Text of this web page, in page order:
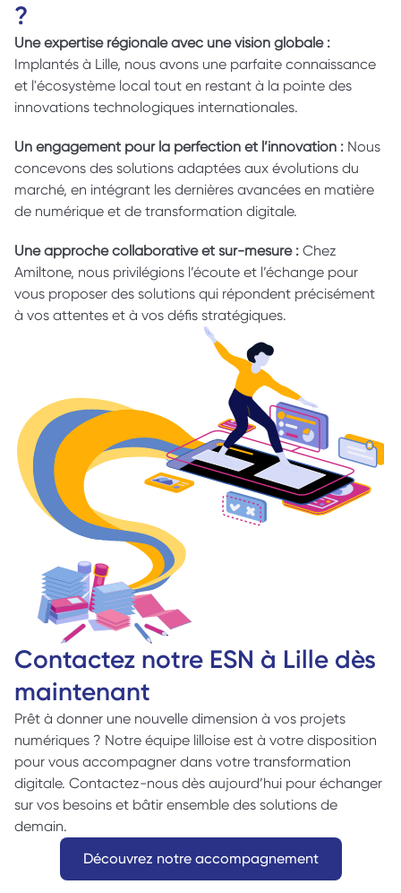
?
Implantés à Lille, nous avons une parfaite connaissance
et l'écosystème local tout en restant à la pointe des
innovations technologiques internationales.
Un engagement pour la perfection et l’innovation : Nous
concevons des solutions adaptées aux évolutions du
marché, en intégrant les dernières avancées en matière
de numérique et de transformation digitale.
Une approche collaborative et sur-mesure : Chez
Amiltone, nous privilégions l’écoute et l’échange pour
vous proposer des solutions qui répondent précisément
à vos attentes et à vos défis stratégiques.
Contactez notre ESN à Lille dès
maintenant
Prêt à donner une nouvelle dimension à vos projets
numériques ? Notre équipe lilloise est à votre disposition
pour vous accompagner dans votre transformation
digitale. Contactez-nous dès aujourd’hui pour échanger
sur vos besoins et bâtir ensemble des solutions de
demain.
Découvrez notre accompagnement